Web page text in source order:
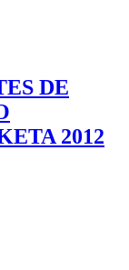
DE
2012